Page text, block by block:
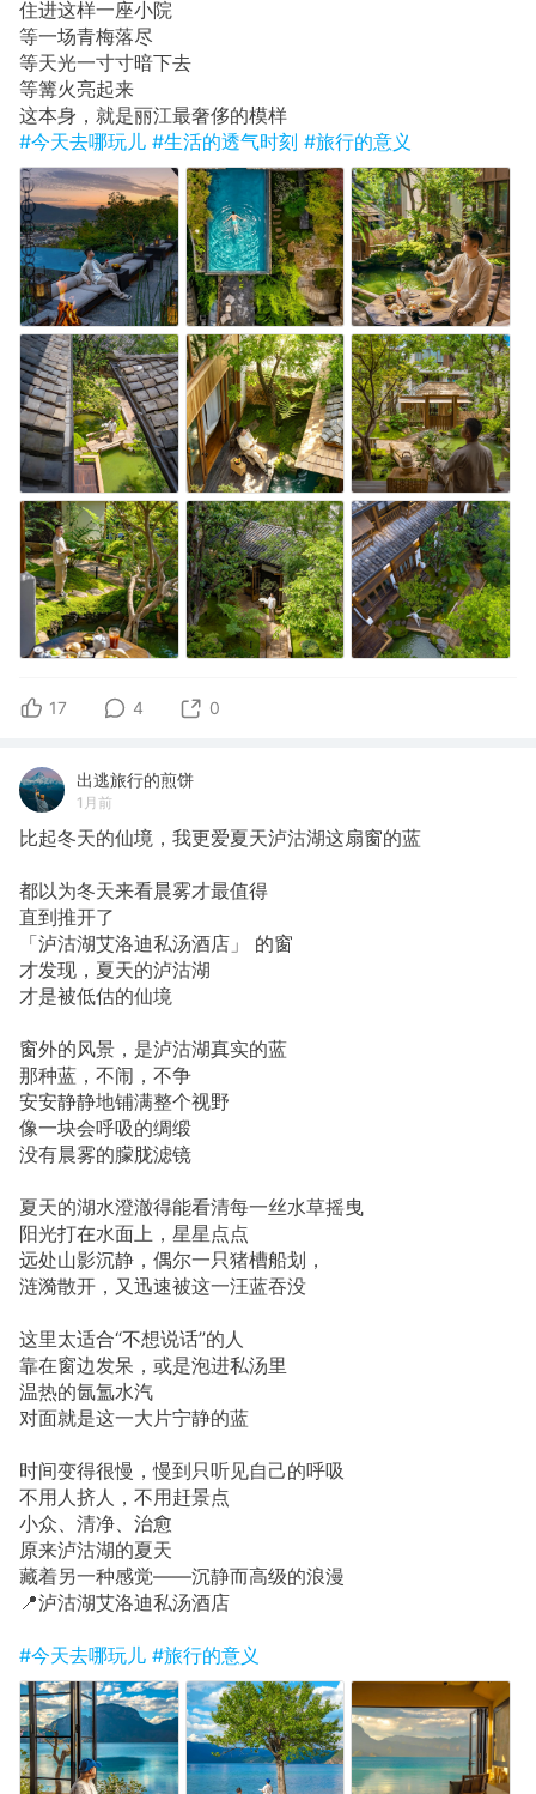
住进这样一座小院
等一场青梅落尽
等天光一寸寸暗下去
等篝火亮起来
这本身，就是丽江最奢侈的模样
#今天去哪玩儿 #生活的透气时刻 #旅行的意义
17 4 0
出逃旅行的煎饼
1月前
比起冬天的仙境，我更爱夏天泸沽湖这扇窗的蓝
都以为冬天来看晨雾才最值得
直到推开了
「泸沽湖艾洛迪私汤酒店」 的窗
才发现，夏天的泸沽湖
才是被低估的仙境
窗外的风景，是泸沽湖真实的蓝
那种蓝，不闹，不争
安安静静地铺满整个视野
像一块会呼吸的绸缎
没有晨雾的朦胧滤镜
夏天的湖水澄澈得能看清每一丝水草摇曳
阳光打在水面上，星星点点
远处山影沉静，偶尔一只猪槽船划，
涟漪散开，又迅速被这一汪蓝吞没
这里太适合“不想说话”的人
靠在窗边发呆，或是泡进私汤里
温热的氤氲水汽
对面就是这一大片宁静的蓝
时间变得很慢，慢到只听见自己的呼吸
不用人挤人，不用赶景点
小众、清净、治愈
原来泸沽湖的夏天
藏着另一种感觉——沉静而高级的浪漫
📍泸沽湖艾洛迪私汤酒店
#今天去哪玩儿 #旅行的意义